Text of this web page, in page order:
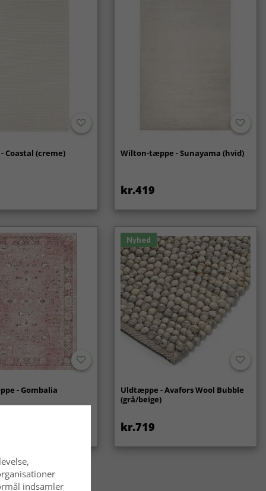
Coastal (creme) Wilton-tæppe - Sunayama (hvid)
kr.419
- Gombalia
Nyhed
Uldtæppe - Avafors Wool Bubble
(grå/beige)
kr.719
indsamler